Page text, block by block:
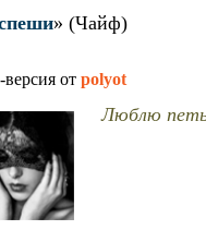
» (Чайф)
от polyot
Люблю